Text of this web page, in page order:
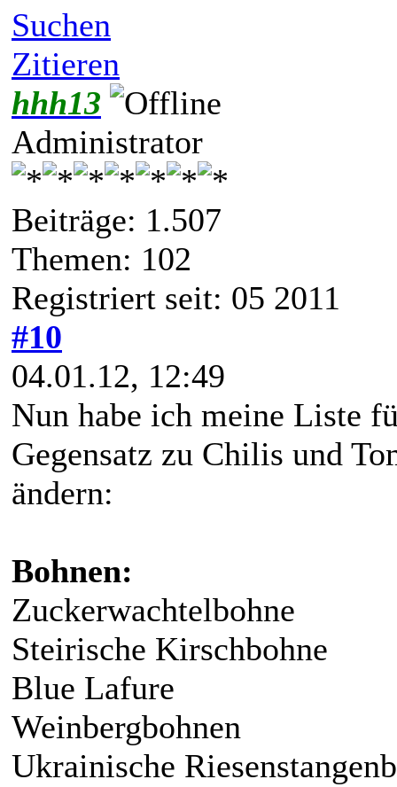
Suchen
Zitieren
hhh13
Administrator
Beiträge: 1.507
Themen: 102
Registriert seit: 05 2011
#10
04.01.12, 12:49
Nun habe ich meine Liste
Gegensatz zu Chilis und
ändern:
Bohnen:
Zuckerwachtelbohne
Steirische Kirschbohne
Blue Lafure
Weinbergbohnen
Ukrainische